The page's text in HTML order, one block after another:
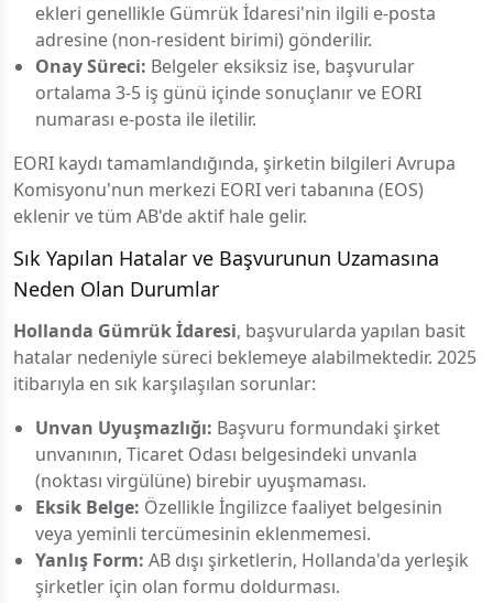
ekleri genellikle Gümrük İdaresi'nin ilgili e-posta
adresine (non-resident birimi) gönderilir.
Onay Süreci: Belgeler eksiksiz ise, başvurular
ortalama 3-5 iş günü içinde sonuçlanır ve EORI
numarası e-posta ile iletilir.
EORI kaydı tamamlandığında, şirketin bilgileri Avrupa
Komisyonu'nun merkezi EORI veri tabanına (EOS)
eklenir ve tüm AB'de aktif hale gelir.
Sık Yapılan Hatalar ve Başvurunun Uzamasına
Neden Olan Durumlar
Hollanda Gümrük İdaresi, başvurularda yapılan basit
hatalar nedeniyle süreci beklemeye alabilmektedir. 2025
itibarıyla en sık karşılaşılan sorunlar:
Unvan Uyuşmazlığı: Başvuru formundaki şirket
unvanının, Ticaret Odası belgesindeki unvanla
(noktası virgülüne) birebir uyuşmaması.
Eksik Belge: Özellikle İngilizce faaliyet belgesinin
veya yeminli tercümesinin eklenmemesi.
Yanlış Form: AB dışı şirketlerin, Hollanda'da yerleşik
şirketler için olan formu doldurması.